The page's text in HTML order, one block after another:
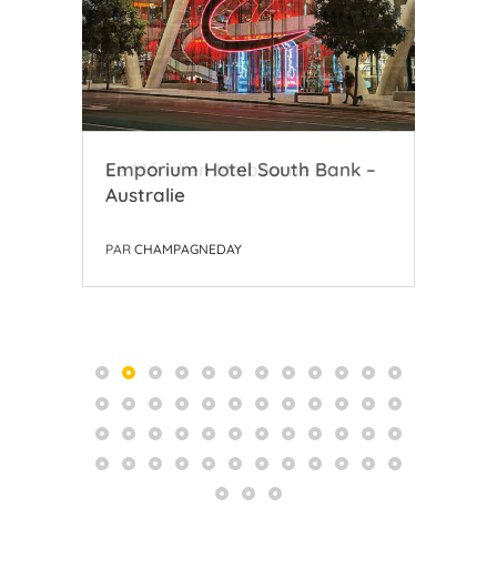
Le Méridien Melbourne –
Australie
PAR CHAMPAGNEDAY
Emporium Hotel South Bank –
Australie
PAR CHAMPAGNEDAY